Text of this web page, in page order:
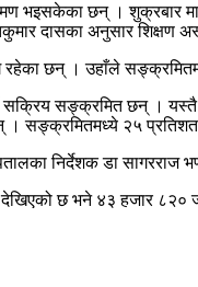
भइसकेका छन् । शुक्रबार
दासका अनुसार शिक्षण
रहेका छन् । उहाँले
सङ्क्रमित छन् । यस्तै
। सङ्क्रमितमध्ये २५
निर्देशक डा सागरराज
छ भने ४३ हजार